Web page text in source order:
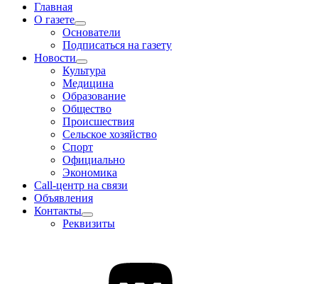
Главная
О газете
Основатели
Подписаться на газету
Новости
Культура
Медицина
Образование
Общество
Происшествия
Сельское хозяйство
Спорт
Официально
Экономика
Call-центр на связи
Объявления
Контакты
Реквизиты